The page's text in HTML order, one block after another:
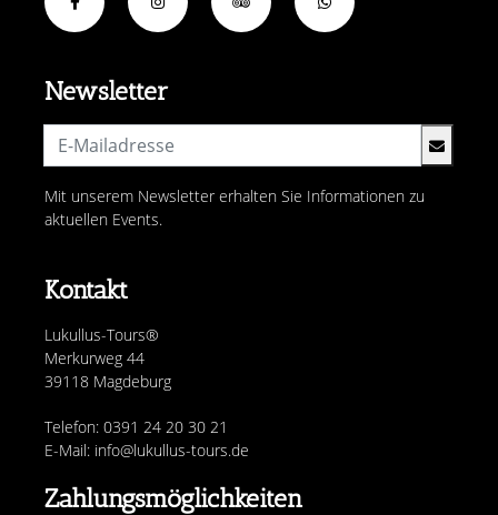
Kontakt
Lukullus-Tours®
Merkurweg 44
39118 Magdeburg
Telefon: 0391 24 20 30 21
E-Mail: info@lukullus-tours.de
Newsletter
Mit unserem Newsletter erhalten Sie Informationen zu
aktuellen Events.
Zahlungsmöglichkeiten